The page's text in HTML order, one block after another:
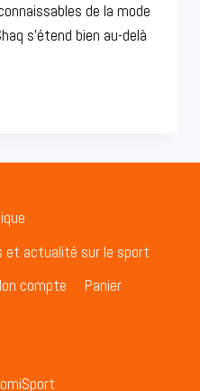
de la mode
s’étend bien au-delà
et actualité sur le sport
compte Panier